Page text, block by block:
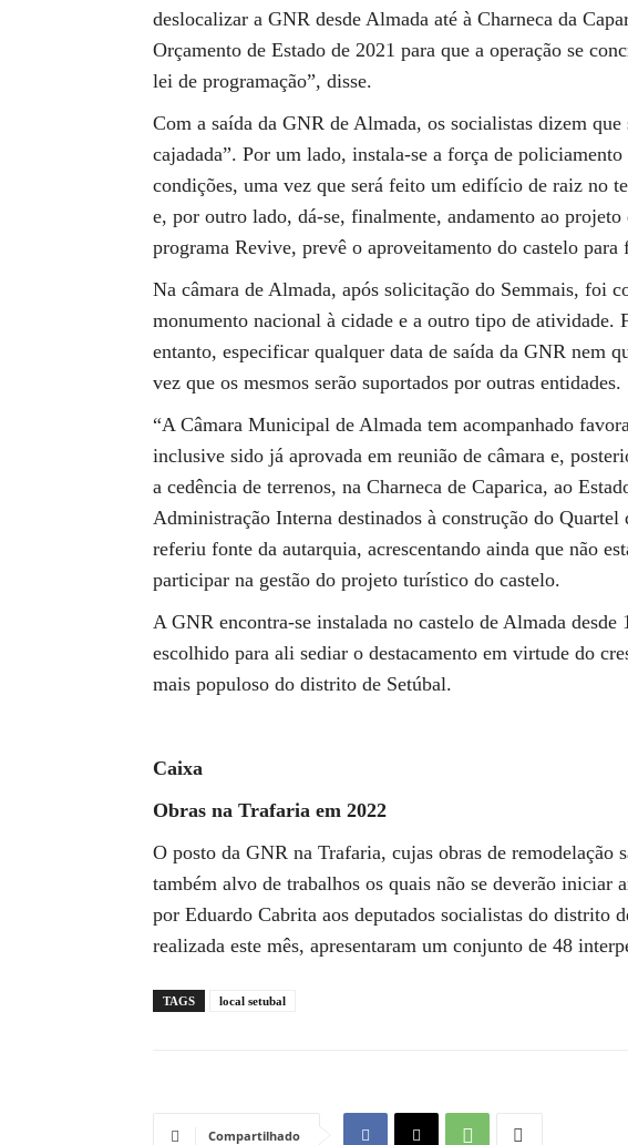
deslocalizar a GNR desde Almada até à Charneca da
Orçamento de Estado de 2021 para que a operação se
lei de programação”, disse.
Com a saída da GNR de Almada, os socialistas dizem
cajadada”. Por um lado, instala-se a força de
condições, uma vez que será feito um edifício de raiz no
e, por outro lado, dá-se, finalmente, andamento ao
programa Revive, prevê o aproveitamento do castelo para
Na câmara de Almada, após solicitação do Semmais, foi
monumento nacional à cidade e a outro tipo de atividade.
entanto, especificar qualquer data de saída da GNR nem
vez que os mesmos serão suportados por outras entidades.
“A Câmara Municipal de Almada tem acompanhado
inclusive sido já aprovada em reunião de câmara e,
a cedência de terrenos, na Charneca de Caparica, ao
Administração Interna destinados à construção do Quartel
referiu fonte da autarquia, acrescentando ainda que não
participar na gestão do projeto turístico do castelo.
A GNR encontra-se instalada no castelo de Almada
escolhido para ali sediar o destacamento em virtude do
mais populoso do distrito de Setúbal.
Caixa
Obras na Trafaria em 2022
O posto da GNR na Trafaria, cujas obras de remodelação
também alvo de trabalhos os quais não se deverão iniciar
por Eduardo Cabrita aos deputados socialistas do distrito
realizada este mês, apresentaram um conjunto de 48
TAGS local setubal
Compartilhado